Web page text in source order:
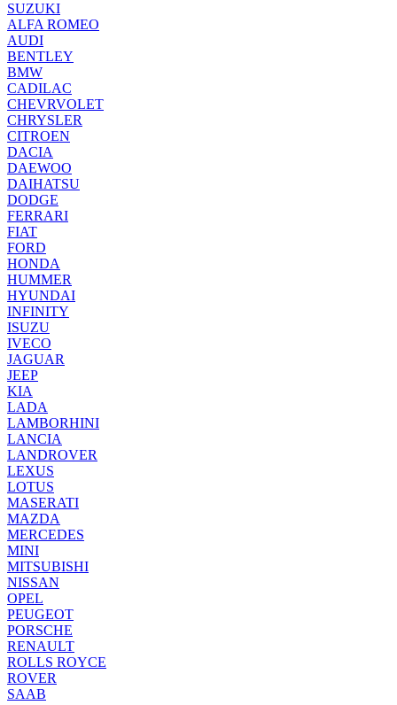
SUZUKI
ALFA ROMEO
AUDI
BENTLEY
BMW
CADILAC
CHEVRVOLET
CHRYSLER
CITROEN
DACIA
DAEWOO
DAIHATSU
DODGE
FERRARI
FIAT
FORD
HONDA
HUMMER
HYUNDAI
INFINITY
ISUZU
IVECO
JAGUAR
JEEP
KIA
LADA
LAMBORHINI
LANCIA
LANDROVER
LEXUS
LOTUS
MASERATI
MAZDA
MERCEDES
MINI
MITSUBISHI
NISSAN
OPEL
PEUGEOT
PORSCHE
RENAULT
ROLLS ROYCE
ROVER
SAAB